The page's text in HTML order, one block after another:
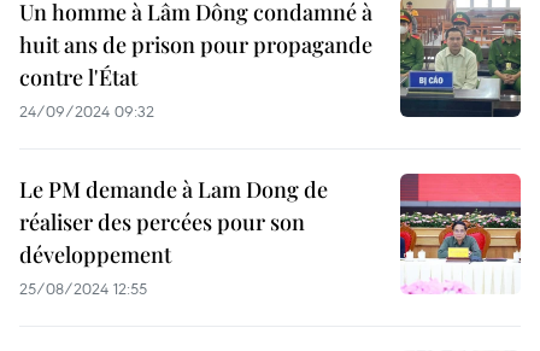
Un homme à Lâm Dông condamné à
huit ans de prison pour propagande
contre l'État
24/09/2024 09:32
Le PM demande à Lam Dong de
réaliser des percées pour son
développement
25/08/2024 12:55